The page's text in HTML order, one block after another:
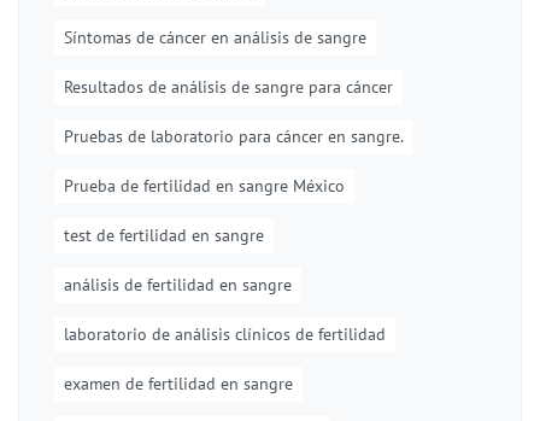
Síntomas de cáncer en análisis de sangre
Resultados de análisis de sangre para cáncer
Pruebas de laboratorio para cáncer en sangre.
Prueba de fertilidad en sangre México
test de fertilidad en sangre
análisis de fertilidad en sangre
laboratorio de análisis clínicos de fertilidad
examen de fertilidad en sangre